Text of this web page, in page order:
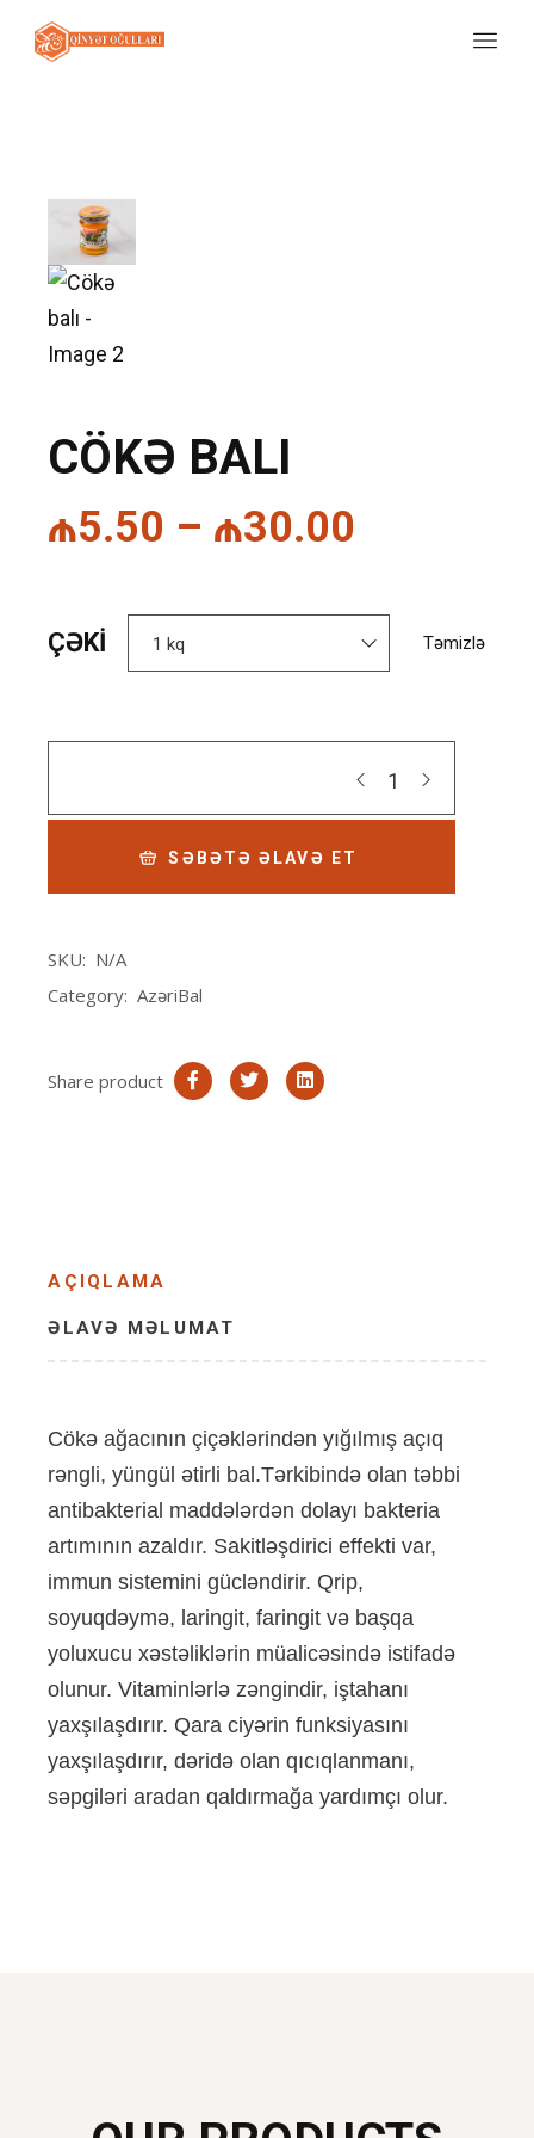
CÖKƏ BALI
₼5.50 – ₼30.00
₼5.50
through
ÇƏKI 1 kq Təmizlə
SƏBƏTƏ ƏLAVƏ ET
SKU: N/A
Category: AzəriBal
Share product
AÇIQLAMA
ƏLAVƏ MƏLUMAT
Cökə ağacının çiçəklərindən yığılmış açıq
rəngli, yüngül ətirli bal.Tərkibində olan təbbi
antibakterial maddələrdən dolayı bakteria
artımının azaldır. Sakitləşdirici effekti var,
immun sistemini gücləndirir. Qrip,
soyuqdəymə, laringit, faringit və başqa
yoluxucu xəstəliklərin müalicəsində istifadə
olunur. Vitaminlərlə zəngindir, iştahanı
yaxşılaşdırır. Qara ciyərin funksiyasını
yaxşılaşdırır, dəridə olan qıcıqlanmanı,
səpgiləri aradan qaldırmağa yardımçı olur.